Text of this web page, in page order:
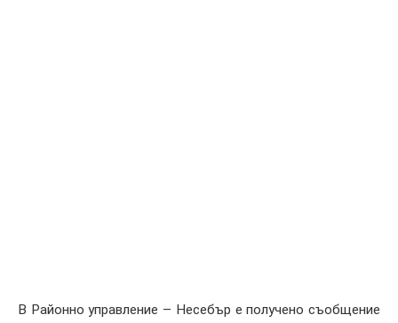
В Районно управление – Несебър е получено съобщение